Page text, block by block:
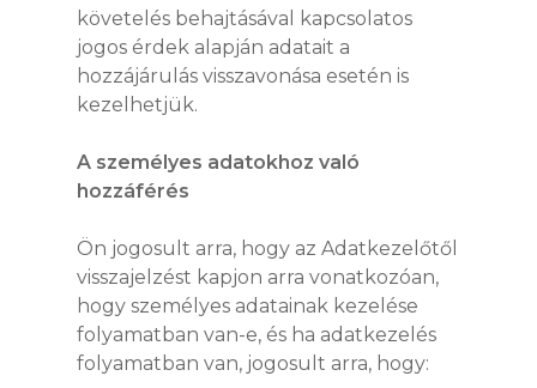
követelés behajtásával kapcsolatos
jogos érdek alapján adatait a
hozzájárulás visszavonása esetén is
kezelhetjük.
A személyes adatokhoz való
hozzáférés
Ön jogosult arra, hogy az Adatkezelőtől
visszajelzést kapjon arra vonatkozóan,
hogy személyes adatainak kezelése
folyamatban van-e, és ha adatkezelés
folyamatban van, jogosult arra, hogy: